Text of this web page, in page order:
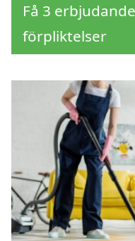
Få 3
förpliktelser